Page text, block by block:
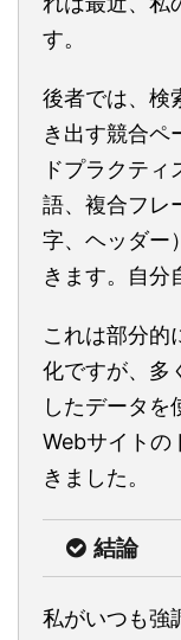
す。
後者では、検
き出す競合ペ
ドプラクテ
語、複合フレ
字、ヘッダー
きます。自分
これは部分的
化ですが、多
したデータを
Webサイトの
きました。
結論
私がいつも強